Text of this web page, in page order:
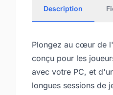
Description
Plongez au cœur de
conçu pour les
avec votre PC, et
longues sessions de